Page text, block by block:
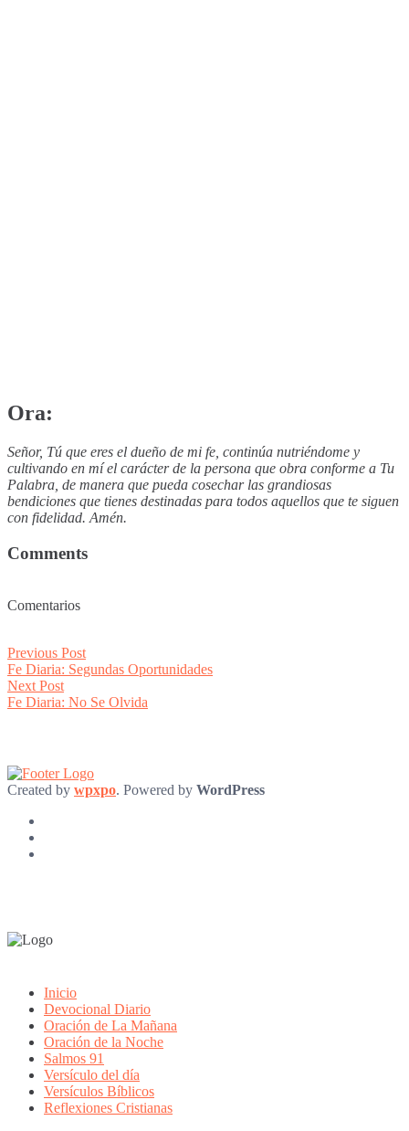
Ora:
Señor, Tú que eres el dueño de mi fe, continúa nutriéndome y
cultivando en mí el carácter de la persona que obra conforme a Tu
Palabra, de manera que pueda cosechar las grandiosas
bendiciones que tienes destinadas para todos aquellos que te siguen
con fidelidad. Amén.
Comments
Comentarios
Post
navigation
Previous PostPrevious
post:
Fe Diaria: Segundas Oportunidades
Next PostNext
post:
Fe Diaria: No Se Olvida
Created by wpxpo. Powered by WordPress
Inicio
Devocional Diario
Oración de La Mañana
Oración de la Noche
Salmos 91
Versículo del día
Versículos Bíblicos
Reflexiones Cristianas